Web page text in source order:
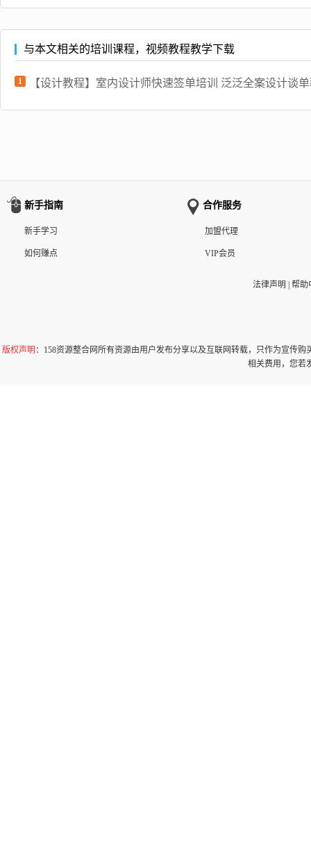
与本文相关的培训课程，视频教程教学下载
1 【设计教程】室内设计师快速签单培训 泛泛全案设计谈
新手指南
新手学习
如何赚点
合作服务
加盟代理
VIP会员
法律声明 帮助
版权声明 ：158资源整合网所有资源由用户发布分享以及互联网转载，只作为宣传
相关费用，您若